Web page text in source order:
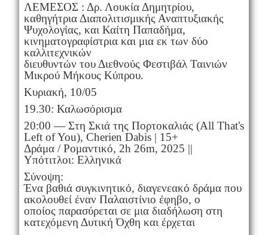
ΛΕΜΕΣΟΣ : Δρ. Λουκία Δημητρίου,
καθηγήτρια Διαπολιτισμικής Αναπτυξιακής
Ψυχολογίας, και Καίτη Παπαδήμα,
κινηματογραφίστρια και μια εκ των δύο
καλλιτεχνικών
διευθυντών του Διεθνούς Φεστιβάλ Ταινιών
Μικρού Μήκους Κύπρου.
Κυριακή, 10/05
19.30: Καλωσόρισμα
20:00 — Στη Σκιά της Πορτοκαλιάς (All That's
Left of You), Cherien Dabis | 15+
Δράμα / Ρομαντικό, 2h 26m, 2025 ||
Υπότιτλοι: Ελληνικά
Σύνοψη:
Ένα βαθιά συγκινητικό, διαγενεακό δράμα που
ακολουθεί έναν Παλαιστίνιο έφηβο, ο
οποίος παρασύρεται σε μια διαδήλωση στη
κατεχόμενη Δυτική Όχθη και έρχεται